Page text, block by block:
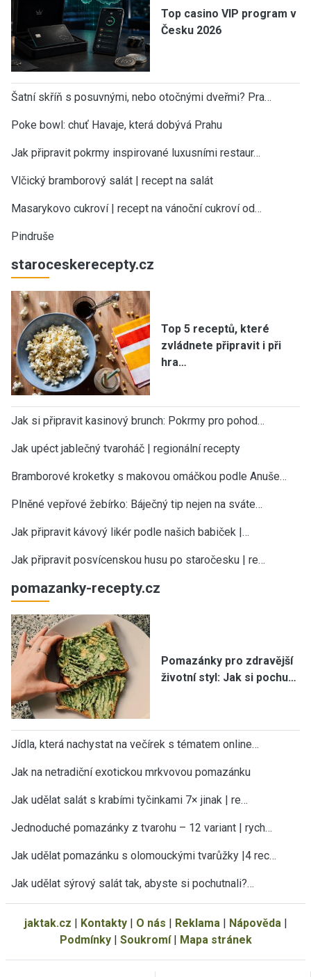
Top casino VIP program v
Česku 2026
Šatní skříň s posuvnými, nebo otočnými dveřmi? Pra…
Poke bowl: chuť Havaje, která dobývá Prahu
Jak připravit pokrmy inspirované luxusními restaur…
Vlčický bramborový salát | recept na salát
Masarykovo cukroví | recept na vánoční cukroví od…
Pindruše
staroceskerecepty.cz
Top 5 receptů, které
zvládnete připravit i při
hra…
Jak si připravit kasinový brunch: Pokrmy pro pohod…
Jak upéct jablečný tvaroháč | regionální recepty
Bramborové kroketky s makovou omáčkou podle Anuše…
Plněné vepřové žebírko: Báječný tip nejen na sváte…
Jak připravit kávový likér podle našich babiček |…
Jak připravit posvícenskou husu po staročesku | re…
pomazanky-recepty.cz
Pomazánky pro zdravější
životní styl: Jak si pochu…
Jídla, která nachystat na večírek s tématem online…
Jak na netradiční exotickou mrkvovou pomazánku
Jak udělat salát s krabími tyčinkami 7× jinak | re…
Jednoduché pomazánky z tvarohu – 12 variant | rych…
Jak udělat pomazánku s olomouckými tvarůžky |4 rec…
Jak udělat sýrový salát tak, abyste si pochutnali?…
jaktak.cz Kontakty| O nás Reklama| Nápověda|
Podmínky| Soukromí| Mapa stránek